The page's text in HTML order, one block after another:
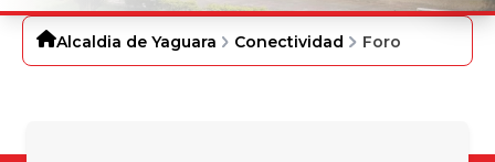
Alcaldia de Yaguara Conectividad Foro